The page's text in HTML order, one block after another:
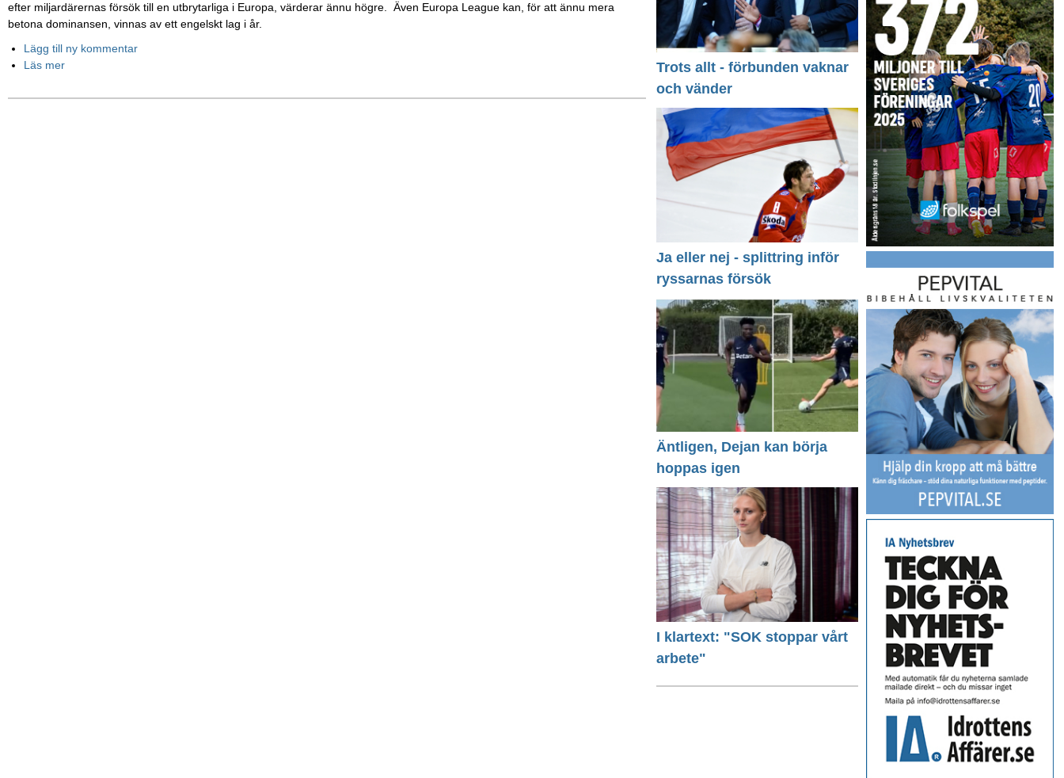
efter miljardärernas försök till en utbrytarliga i Europa, värderar ännu högre. Även Europa League kan, för att ännu mera
betona dominansen, vinnas av ett engelskt lag i år.
Lägg till ny kommentar
Läs mer
Trots allt - förbunden vaknar
och vänder
Ja eller nej - splittring inför
ryssarnas försök
Äntligen, Dejan kan börja
hoppas igen
I klartext: "SOK stoppar vårt
arbete"